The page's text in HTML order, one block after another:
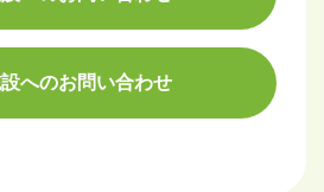
へのお問い合わせ